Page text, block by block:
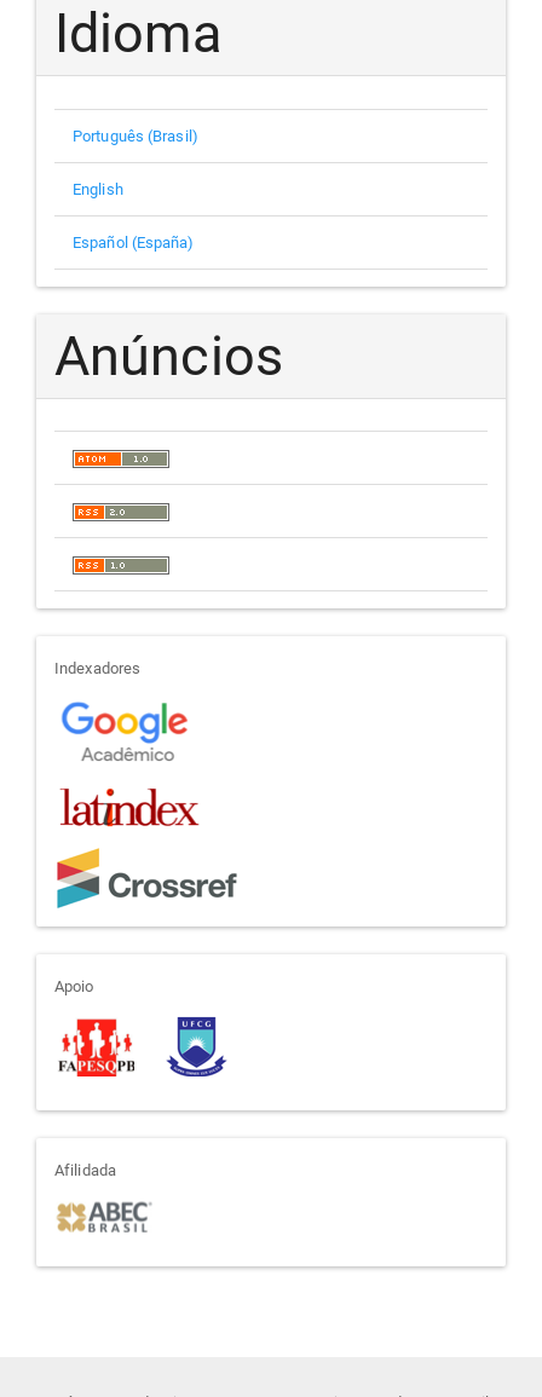
Idioma
Português (Brasil)
English
Español (España)
Anúncios
indexadores
Indexadores
apoio
Apoio
afiliada
Afilidada